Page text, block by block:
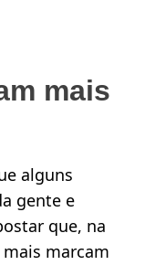
mais
alguns
gente e
que, na
marcam